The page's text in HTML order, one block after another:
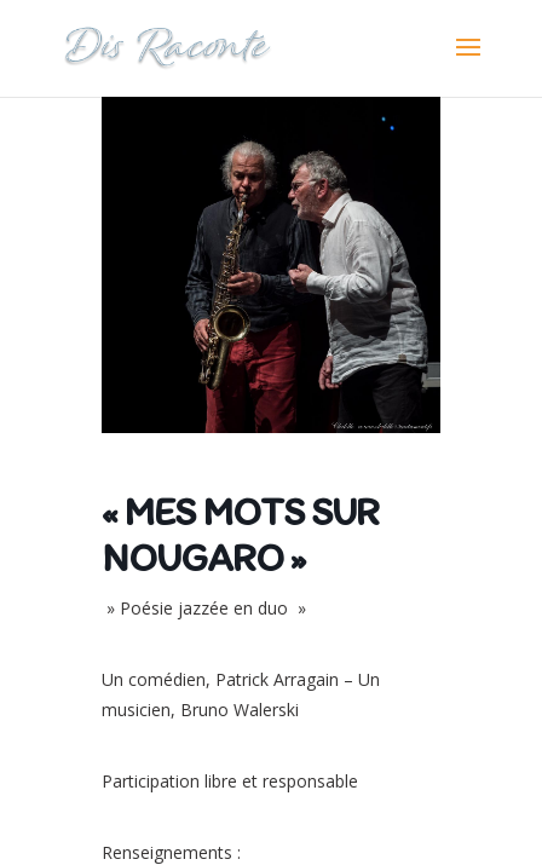
« MES MOTS SUR
NOUGARO »
» Poésie jazzée en duo »
Un comédien, Patrick Arragain – Un
musicien, Bruno Walerski
Participation libre et responsable
Renseignements :